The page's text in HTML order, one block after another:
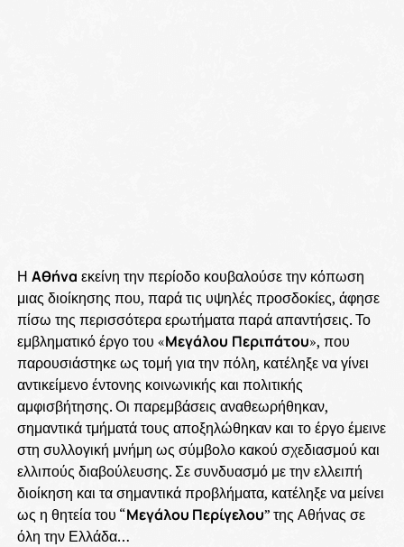
Η Αθήνα εκείνη την περίοδο κουβαλούσε την κόπωση
μιας διοίκησης που, παρά τις υψηλές προσδοκίες, άφησε
πίσω της περισσότερα ερωτήματα παρά απαντήσεις. Το
εμβληματικό έργο του «Μεγάλου Περιπάτου», που
παρουσιάστηκε ως τομή για την πόλη, κατέληξε να γίνει
αντικείμενο έντονης κοινωνικής και πολιτικής
αμφισβήτησης. Οι παρεμβάσεις αναθεωρήθηκαν,
σημαντικά τμήματά τους αποξηλώθηκαν και το έργο έμεινε
στη συλλογική μνήμη ως σύμβολο κακού σχεδιασμού και
ελλιπούς διαβούλευσης. Σε συνδυασμό με την ελλειπή
διοίκηση και τα σημαντικά προβλήματα, κατέληξε να μείνει
ως η θητεία του “Μεγάλου Περίγελου” της Αθήνας σε
όλη την Ελλάδα…